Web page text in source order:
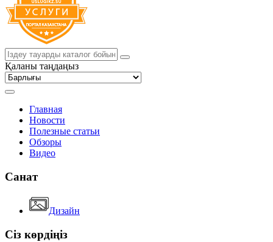
Қаланы таңдаңыз
Главная
Новости
Полезные статьи
Обзоры
Видео
Санат
Дизайн
Сіз көрдіңіз